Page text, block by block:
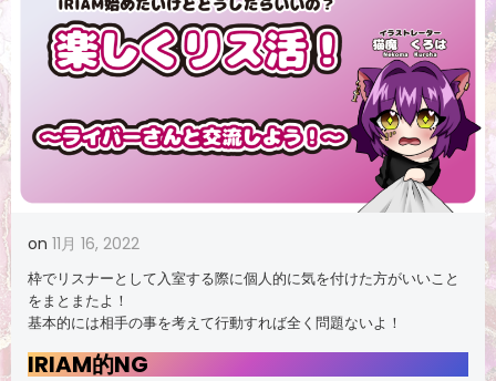
on 11月 16, 2022
枠でリスナーとして入室する際に個人的に気を付けた方がいいこと
をまとまたよ！
基本的には相手の事を考えて行動すれば全く問題ないよ！
IRIAM的NG